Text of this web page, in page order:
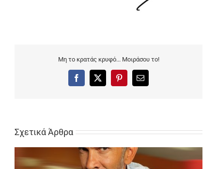
Μη το κρατάς κρυφό... Μοιράσου το!
Facebook
X PinterestEmail
Σχετικά Άρθρα